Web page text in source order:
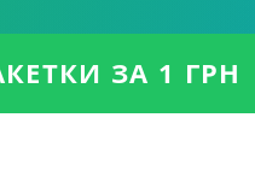
ЗА 1 ГРН